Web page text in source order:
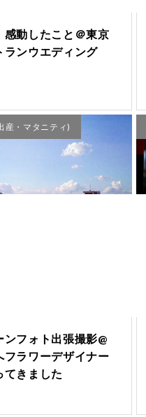
感動したこと＠東京
ランウエディング
産・マタニティ)
ンフォト出張撮影@
フラワーデザイナー
てきました